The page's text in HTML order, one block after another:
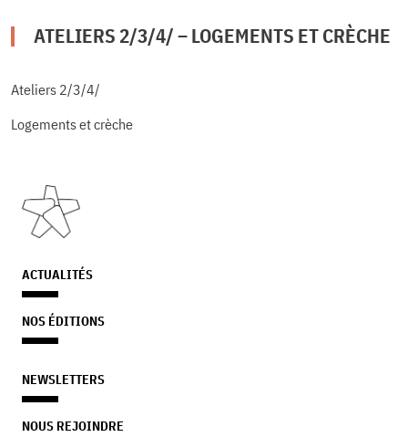
ATELIERS 2/3/4/ – LOGEMENTS ET CRÈCHE
Ateliers 2/3/4/
Logements et crèche
ACTUALITÉS
NOS ÉDITIONS
NEWSLETTERS
NOUS REJOINDRE